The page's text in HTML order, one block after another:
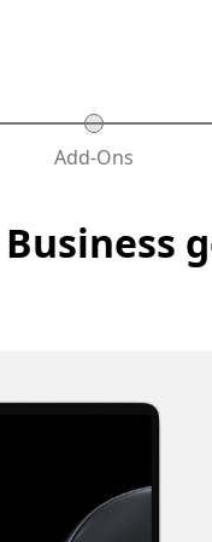
Schritt 2 ist
Add-Ons